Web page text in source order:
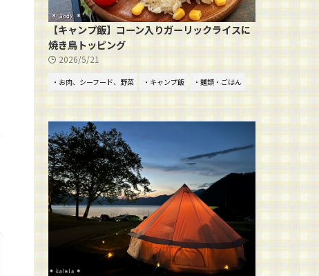
【キャンプ飯】コーン入りガーリックライスに
焼き鳥トッピング
2026/5/21
・お肉、シーフード、野菜 ・キャンプ飯 ・麺類・ごはん